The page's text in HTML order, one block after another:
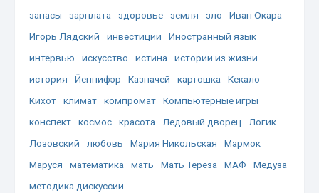
запасы
зарплата здоровье земля зло
Иван Окара
Игорь Лядский
инвестиции
Иностранный язык
интервью
искусство истина
истории из жизни
история
Йеннифэр Казначей картошка
Кекало
Кихот
климат компромат
Компьютерные игры
конспект
космос красота Ледовый дворец
Логик
Лозовский
любовь Мария Никольская
Мармок
Маруся
математика мать Мать Тереза МАФ
Медуза
методика дискуссии